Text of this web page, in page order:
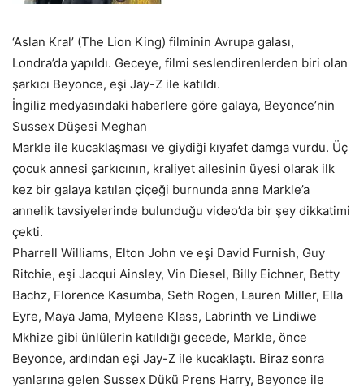
‘Aslan Kral’ (The Lion King) filminin Avrupa galası,
Londra’da yapıldı. Geceye, filmi seslendirenlerden biri olan
şarkıcı Beyonce, eşi Jay-Z ile katıldı.
İngiliz medyasındaki haberlere göre galaya, Beyonce’nin
Sussex Düşesi Meghan
Markle ile kucaklaşması ve giydiği kıyafet damga vurdu. Üç
çocuk annesi şarkıcının, kraliyet ailesinin üyesi olarak ilk
kez bir galaya katılan çiçeği burnunda anne Markle’a
annelik tavsiyelerinde bulunduğu video’da bir şey dikkatimi
çekti.
Pharrell Williams, Elton John ve eşi David Furnish, Guy
Ritchie, eşi Jacqui Ainsley, Vin Diesel, Billy Eichner, Betty
Bachz, Florence Kasumba, Seth Rogen, Lauren Miller, Ella
Eyre, Maya Jama, Myleene Klass, Labrinth ve Lindiwe
Mkhize gibi ünlülerin katıldığı gecede, Markle, önce
Beyonce, ardından eşi Jay-Z ile kucaklaştı. Biraz sonra
yanlarına gelen Sussex Dükü Prens Harry, Beyonce ile